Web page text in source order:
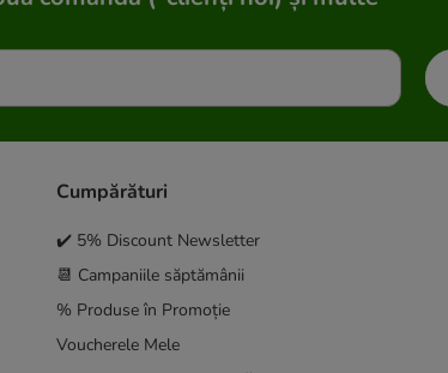
Cumpărături
✔️ 5% Discount Newsletter
📆 Campaniile săptămânii
% Produse în Promoție
Voucherele Mele